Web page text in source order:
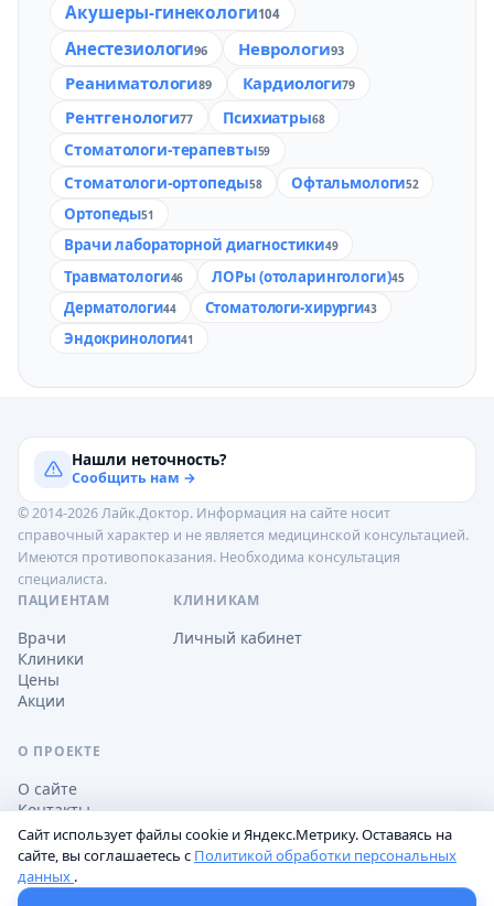
Акушеры-гинекологи104
Анестезиологи96 Неврологи93
Реаниматологи89 Кардиологи79
Рентгенологи77 Психиатры68
Стоматологи-терапевты59
Стоматологи-ортопеды58 Офтальмологи52
Ортопеды51
Врачи лабораторной диагностики49
Травматологи46 ЛОРы (отоларингологи)45
Дерматологи44 Стоматологи-хирурги43
Эндокринологи41
Нашли неточность?
Сообщить нам →
© 2014-2026 Лайк.Доктор. Информация на сайте носит
справочный характер и не является медицинской консультацией.
Имеются противопоказания. Необходима консультация
специалиста.
ПАЦИЕНТАМ
Врачи
Клиники
Цены
Акции
КЛИНИКАМ
Личный кабинет
О ПРОЕКТЕ
О сайте
Контакты
Обработка персональных данных
Сайт использует файлы cookie и Яндекс.Метрику. Оставаясь на
сайте, вы соглашаетесь с Политикой обработки персональных
данных .